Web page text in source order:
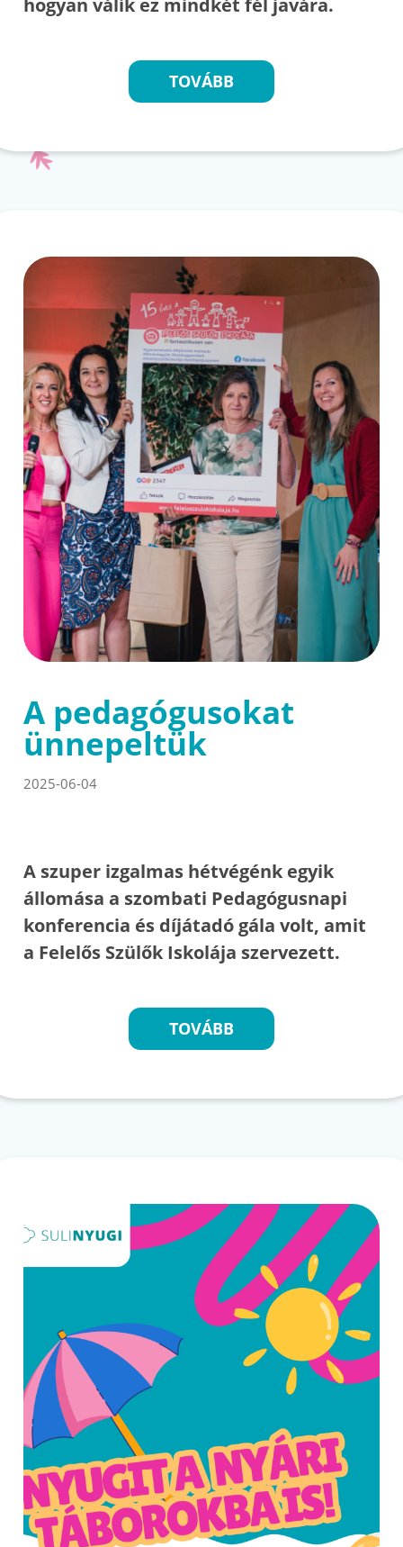
hogyan válik ez mindkét fél javára.
TOVÁBB
A pedagógusokat
ünnepeltük
2025-06-04
A szuper izgalmas hétvégénk egyik
állomása a szombati Pedagógusnapi
konferencia és díjátadó gála volt, amit
a Felelős Szülők Iskolája szervezett.
TOVÁBB